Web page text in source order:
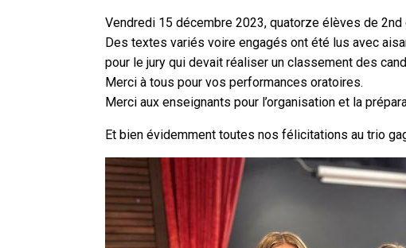
Vendredi 15 décembre 2023, quatorze élèves de
Des textes variés voire engagés ont été lus avec
pour le jury qui devait réaliser un classement des
Merci à tous pour vos performances oratoires.
Merci aux enseignants pour l’organisation et la
Et bien évidemment toutes nos félicitations au trio